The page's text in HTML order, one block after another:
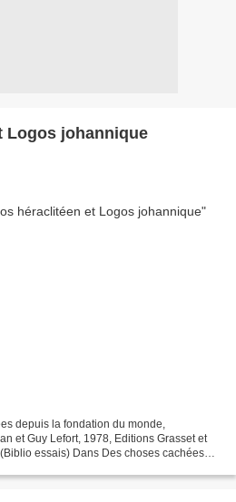
Logos johannique
depuis la fondation du monde,
et Guy Lefort, 1978, Editions Grasset et
essais) Dans Des choses cachées